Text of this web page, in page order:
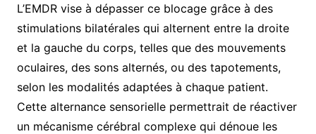
L’EMDR vise à dépasser ce blocage grâce à des
stimulations bilatérales qui alternent entre la droite
et la gauche du corps, telles que des mouvements
oculaires, des sons alternés, ou des tapotements,
selon les modalités adaptées à chaque patient.
Cette alternance sensorielle permettrait de réactiver
un mécanisme cérébral complexe qui dénoue les